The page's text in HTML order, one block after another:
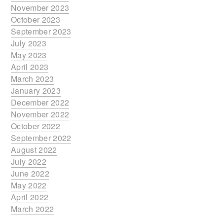
November 2023
October 2023
September 2023
July 2023
May 2023
April 2023
March 2023
January 2023
December 2022
November 2022
October 2022
September 2022
August 2022
July 2022
June 2022
May 2022
April 2022
March 2022